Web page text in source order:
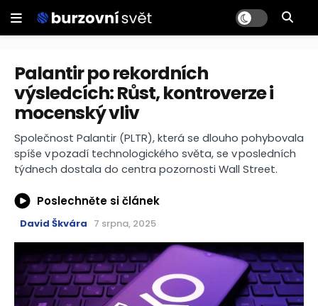
Palantir po rekordních
výsledcích: Růst, kontroverze i
mocenský vliv
Společnost Palantir (PLTR), která se dlouho pohybovala
spíše v pozadí technologického světa, se v posledních
týdnech dostala do centra pozornosti Wall Street.
Poslechněte si článek
David Škvára 7 srpna, 2025